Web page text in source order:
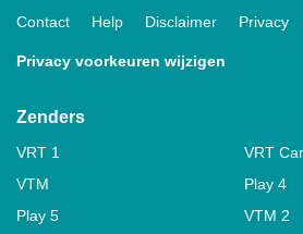
Contact Help Disclaimer Privacy
Privacy voorkeuren wijzigen
Zenders
VRT 1
VRT
VTM
Play 4
Play 5
VTM 2